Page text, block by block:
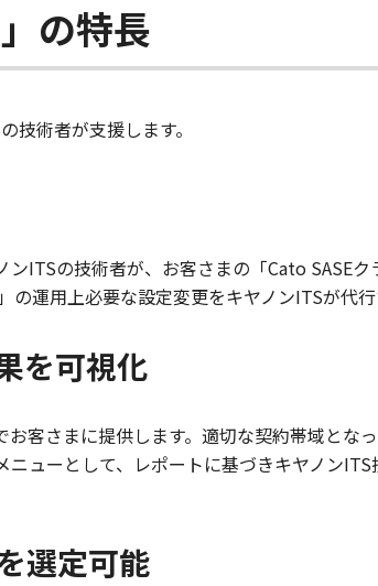
の特長
技術者が支援します。
ITSの技術者が、お客さまの「Cato SASE
運用上必要な設定変更をキヤノンITSが代
を可視化
お客さまに提供します。適切な契約帯域とな
ューとして、レポートに基づきキヤノン
選定可能